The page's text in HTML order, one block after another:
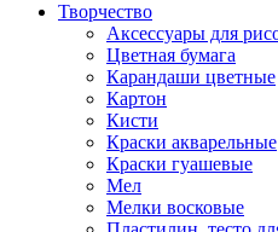
Творчество
Аксессуары для
Цветная бумага
Карандаши цветные
Картон
Кисти
Краски акварельные
Краски гуашевые
Мел
Мелки восковые